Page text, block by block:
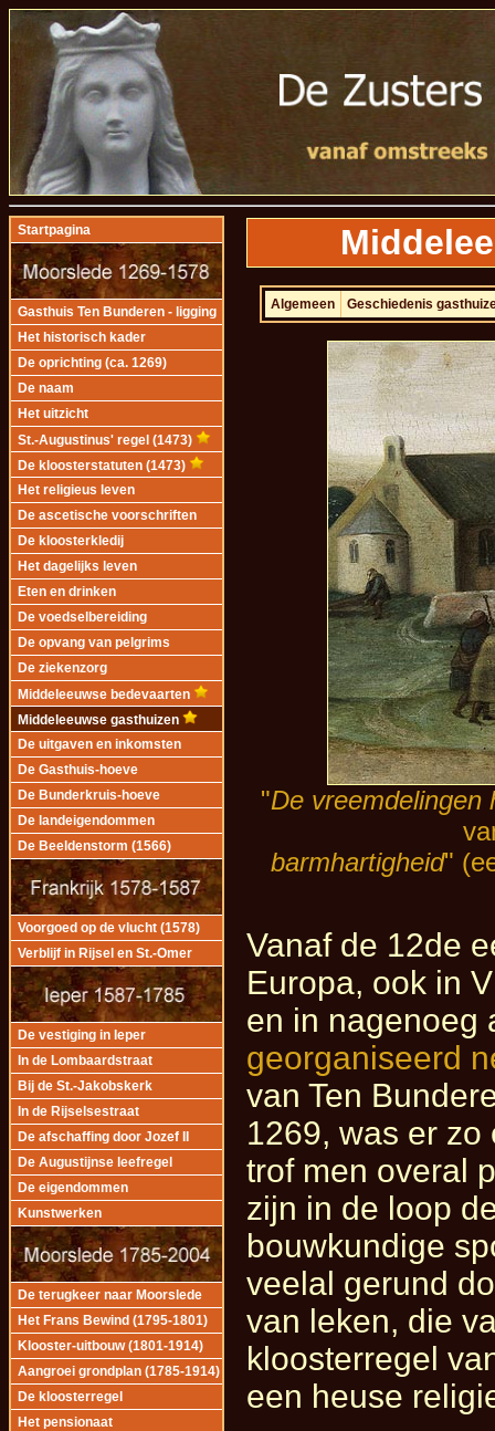
Startpagina
Gasthuis Ten Bunderen - ligging
Het historisch kader
De oprichting (ca. 1269)
De naam
Het uitzicht
St.-Augustinus' regel (1473)
De kloosterstatuten (1473)
Het religieus leven
De ascetische voorschriften
De kloosterkledij
Het dagelijks leven
Eten en drinken
De voedselbereiding
De opvang van pelgrims
De ziekenzorg
Middeleeuwse bedevaarten
Middeleeuwse gasthuizen
De uitgaven en inkomsten
De Gasthuis-hoeve
De Bunderkruis-hoeve
De landeigendommen
De Beeldenstorm (1566)
Voorgoed op de vlucht (1578)
Verblijf in Rijsel en St.-Omer
De vestiging in Ieper
In de Lombaardstraat
Bij de St.-Jakobskerk
In de Rijselsestraat
De afschaffing door Jozef II
De Augustijnse leefregel
De eigendommen
Kunstwerken
De terugkeer naar Moorslede
Het Frans Bewind (1795-1801)
Klooster-uitbouw (1801-1914)
Aangroei grondplan (1785-1914)
De kloosterregel
Het pensionaat
Algemeen Geschiedenis
"De vreemdelingen
barmhartigheid"
Vanaf de 12de
Europa, ook in
en in nagenoeg
georganiseerd
van Ten
1269, was er
trof men overal
zijn in de loop
bouwkundige
veelal gerund
van leken, die
kloosterregel
een heuse